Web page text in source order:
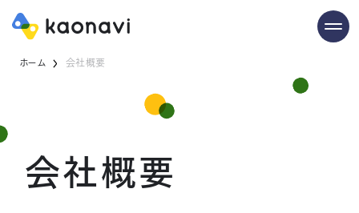
ホーム 会社概要
会社概要